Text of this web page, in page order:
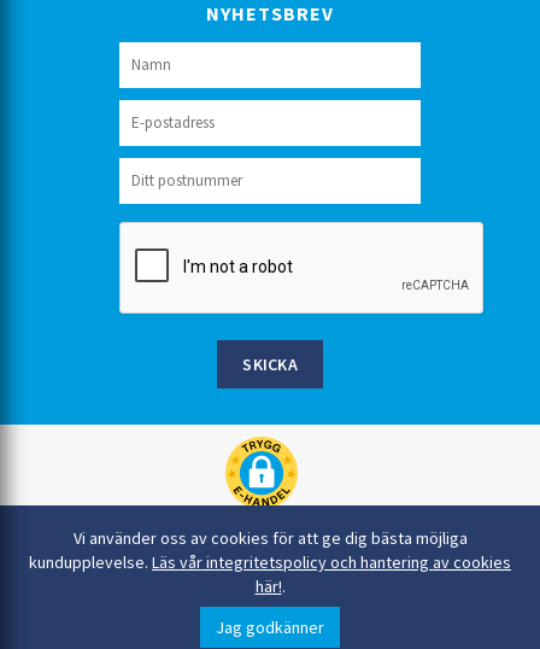
Vi använder oss av cookies för att ge dig bästa möjliga
kundupplevelse. Läs vår integritetspolicy och hantering av cookies
här!.
Jag godkänner
NYHETSBREV
SKICKA
Rinkaby Rör AB, Box 54, 296 21 Åhus
044-22 54 90
info@rinkabyror.se
© Alla rättigheter tillhör Rinkaby Rör AB